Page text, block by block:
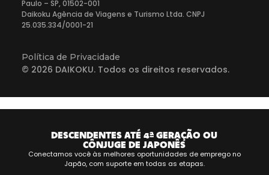
Paulo – SP, 01502-001
Daikoku Agência de Viagens e Turismo Ltda. CNPJ
25.035.334/0001-21
Política de Privacidade
© 2026 DAIKOKU. Todos os direitos reservados.
DESCENDENTES ATÉ 4ª GERAÇÃO OU
CÔNJUGE DE JAPONÊS
Conectamos você às melhores oportunidades de emprego no
Japão, com suporte em todas as etapas.